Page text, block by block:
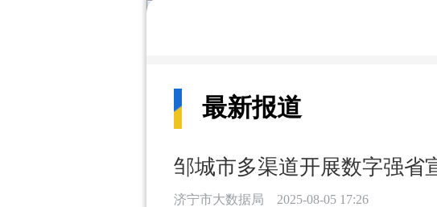
最新报道
邹城市多渠道开展数字强省
济宁市大数据局 2025-08-05 17:26